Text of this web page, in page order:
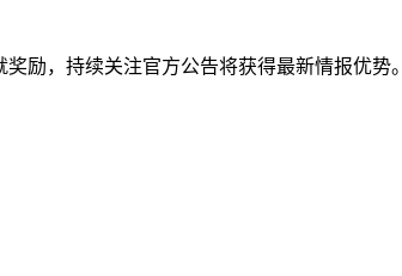
励，持续关注官方公告将获得最新情报优势。